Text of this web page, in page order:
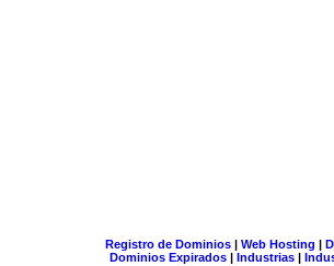
Registro de Dominios| Web Hosting |
Dominios Expirados | Industrias |